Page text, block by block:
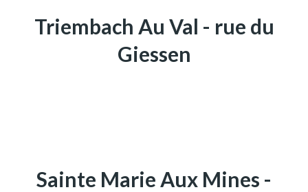
Triembach Au Val - rue du
Giessen
Sainte Marie Aux Mines -